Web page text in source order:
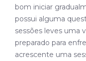
bom iniciar
possui alguma
sessões leves uma
preparado para
acrescente uma